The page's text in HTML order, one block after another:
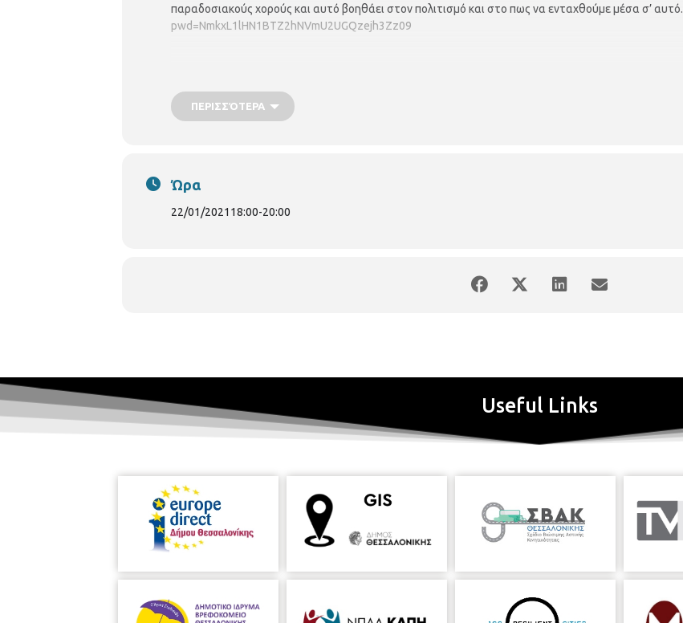
παραδοσιακούς χορούς και αυτό βοηθάει στον πολιτισμό και στο πως να ενταχθούμε μέσα σ’ αυτό.
pwd=NmkxL1lHN1BTZ2hNVmU2UGQzejh3Zz09
ΠΕΡΙΣΣΌΤΕΡΑ
Ώρα
22/01/2021 18:00-20:00
Useful Links